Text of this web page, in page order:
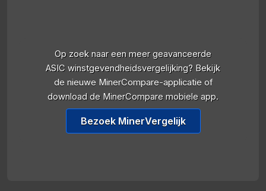
Op zoek naar een meer geavanceerde
ASIC winstgevendheidsvergelijking? Bekijk
de nieuwe MinerCompare-applicatie of
download de MinerCompare mobiele app.
Bezoek MinerVergelijk